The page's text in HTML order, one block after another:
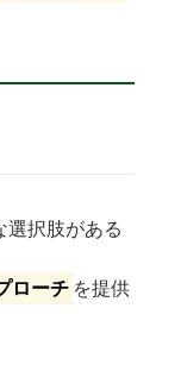
選択肢がある
ローチ を提供